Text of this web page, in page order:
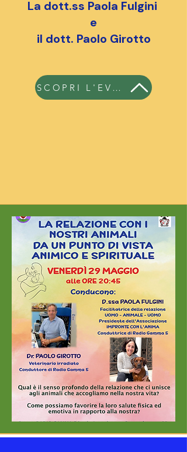
La dott.ss Paola Fulgini
e
il dott. Paolo Girotto
SCOPRI L'EVENTO